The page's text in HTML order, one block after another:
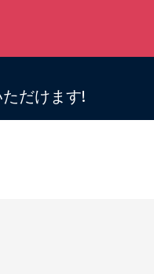
だけます!